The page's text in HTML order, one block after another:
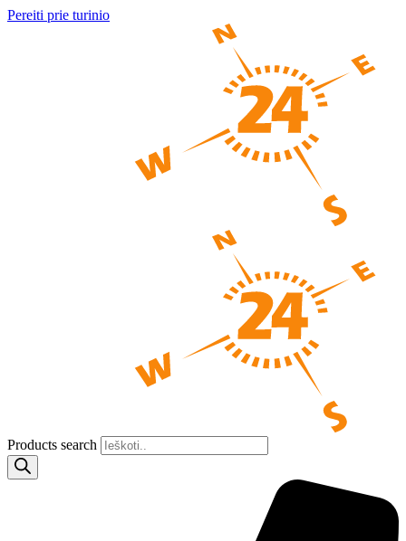
Pereiti prie turinio
Products search